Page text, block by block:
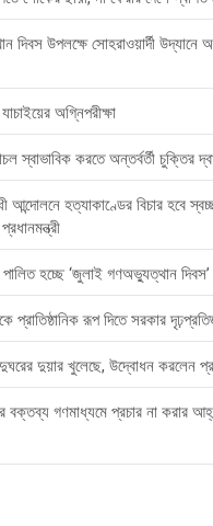
উপলক্ষে সোহরাওয়ার্দী উদ্যানে
অগ্নিপরীক্ষা
স্বাভাবিক করতে অন্তর্বর্তী চুক্তির
আন্দোলনে হত্যাকাণ্ডের বিচার হবে
পালিত হচ্ছে ‘জুলাই গণঅভ্যুত্থান দিবস’
প্রাতিষ্ঠানিক রূপ দিতে সরকার
দুয়ার খুলেছে, উদ্বোধন করলেন
বক্তব্য গণমাধ্যমে প্রচার না করার